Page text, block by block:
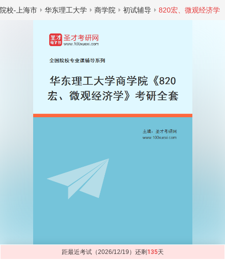
校-上海市 华东理工大学 商学院 初试辅导 820宏、微观经济学
距最近考试（2026/12/19）还剩 135天